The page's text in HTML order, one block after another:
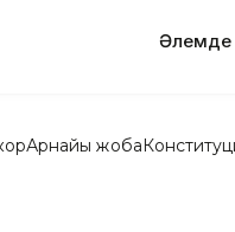
Әлемде
Арнайы жоба